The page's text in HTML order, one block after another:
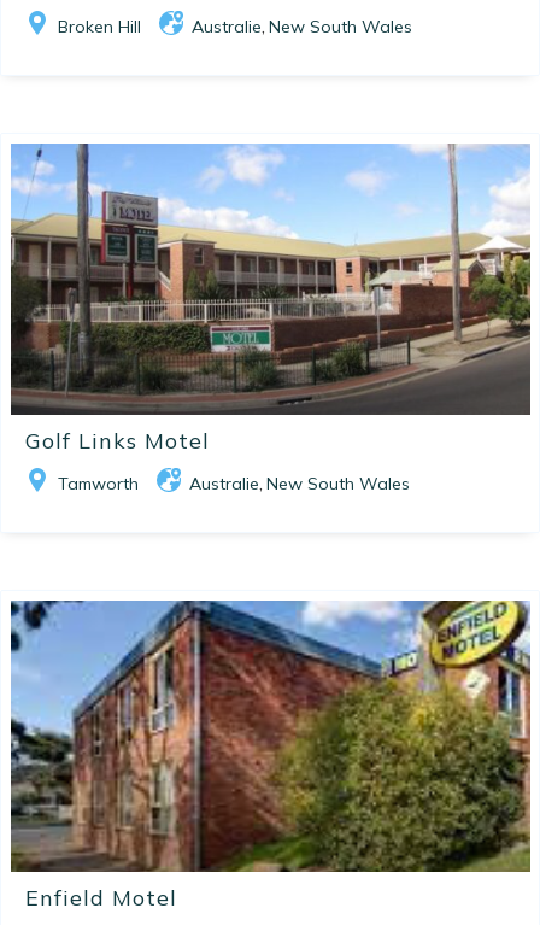
Broken Hill Australie, New South Wales
Golf Links Motel
Tamworth Australie, New South Wales
Enfield Motel